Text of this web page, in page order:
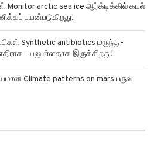
arctic sea ice ஆர்க்டிக்கில் கடல்
பயன்படுகிறது!
Synthetic antibiotics மருந்து-
எதிராக பயனுள்ளதாக இருக்கிறது!
Climate patterns on mars பருவ